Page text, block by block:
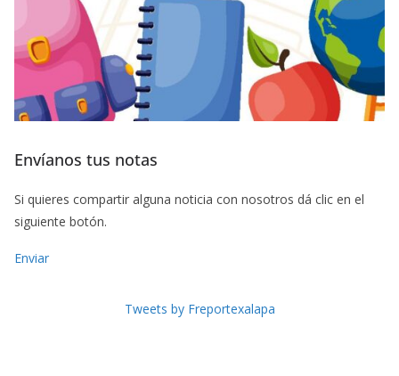
Envíanos tus notas
Si quieres compartir alguna noticia con nosotros dá clic en el
siguiente botón.
Enviar
Tweets by Freportexalapa